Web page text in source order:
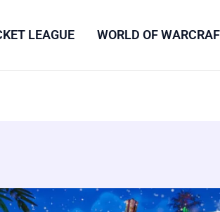
LEAGUE WORLD OF